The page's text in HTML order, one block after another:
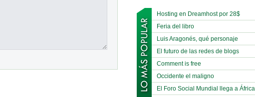
Hosting en Dreamhost por 28$
Feria del libro
Luis Aragonés, qué personaje
El futuro de las redes de blogs
Comment is free
Occidente el maligno
El Foro Social Mundial llega a África